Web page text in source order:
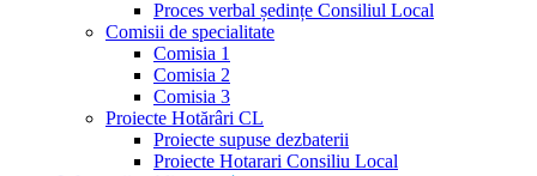
Proces verbal ședințe Consiliul Local
Comisii de specialitate
Comisia 1
Comisia 2
Comisia 3
Proiecte Hotărâri CL
Proiecte supuse dezbaterii
Proiecte Hotarari Consiliu Local